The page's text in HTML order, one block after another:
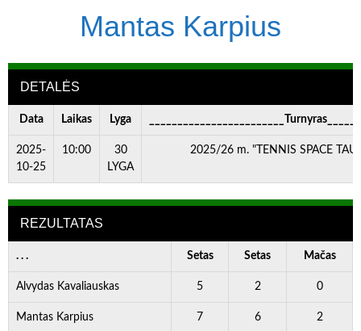
Mantas Karpius
DETALĖS
Data Laikas Lyga
2025-
10-25
10:00
30
LYGA
2025/26 m. "TENNIS SPACE
REZULTATAS
. . . Setas Setas Mačas
Alvydas Kavaliauskas 5 2 0
Mantas Karpius 7 6 2